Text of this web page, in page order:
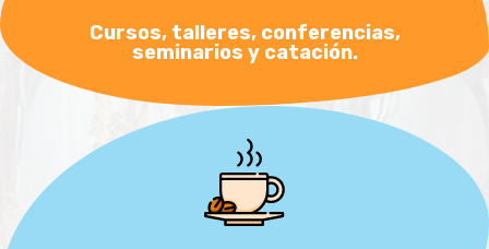
Cursos, talleres, conferencias,
seminarios y catación.